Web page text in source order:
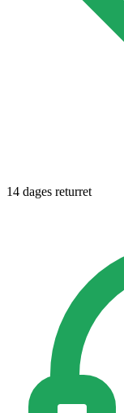
14 dages returret